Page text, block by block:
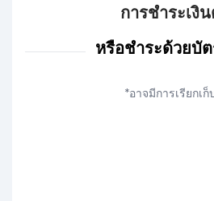
การชำระเงิ
หรือชำระด้วยบั
*อาจมีการเรียกเ